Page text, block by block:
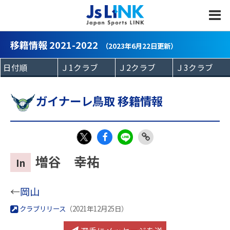
移籍情報 2021-2022 （2023年6月22日更新）
ガイナーレ鳥取 移籍情報
In 増谷 幸祐
←岡山
クラブリリース （2021年12月25日）